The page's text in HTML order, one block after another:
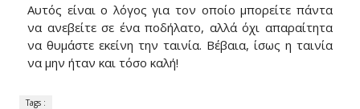
Αυτός είναι ο λόγος για τον οποίο μπορείτε πάντα
να ανεβείτε σε ένα ποδήλατο, αλλά όχι απαραίτητα
να θυμάστε εκείνη την ταινία. Βέβαια, ίσως η ταινία
να μην ήταν και τόσο καλή!
Tags :